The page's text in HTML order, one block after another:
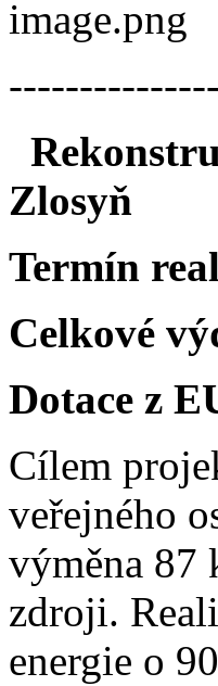
Termín
Celkové
Dotace z
Cílem
veřejného
výměna 87
zdroji.
energie o